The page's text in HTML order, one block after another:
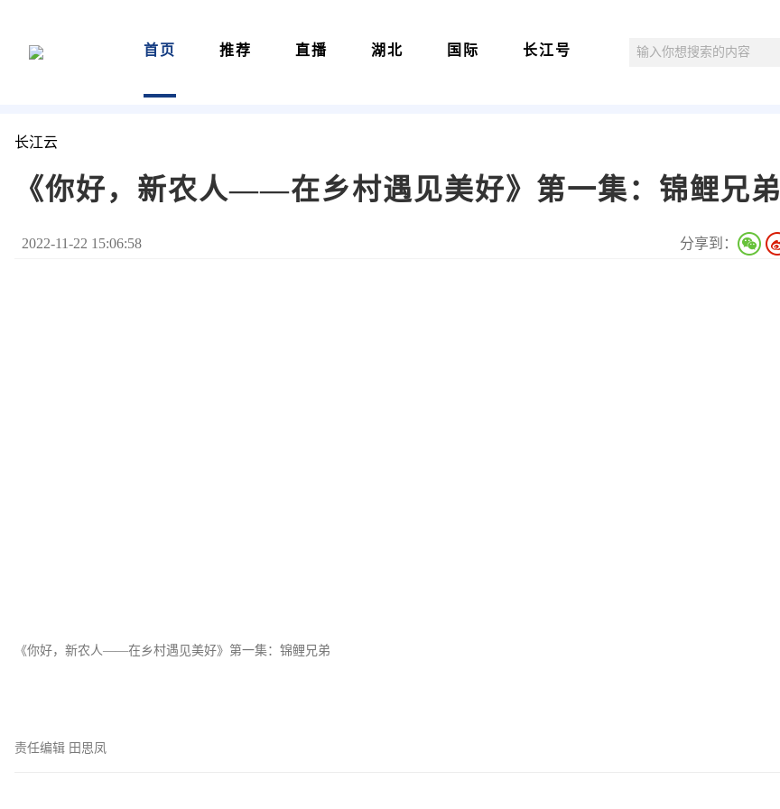
首页 推荐 直播 湖北 国际 长江号
长江云
《你好，新农人——在乡村遇见美好》第一集：锦鲤兄弟
2022-11-22 15:06:58 分享到：
《你好，新农人——在乡村遇见美好》第一集：锦鲤兄弟
责任编辑 田思凤